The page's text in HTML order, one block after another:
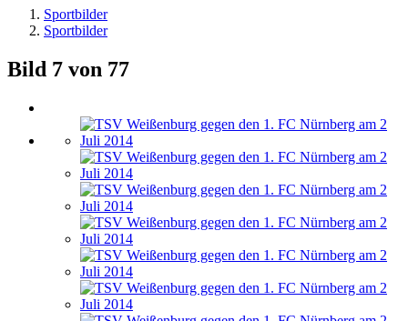
Sportbilder
Sportbilder
Bild 7 von 77